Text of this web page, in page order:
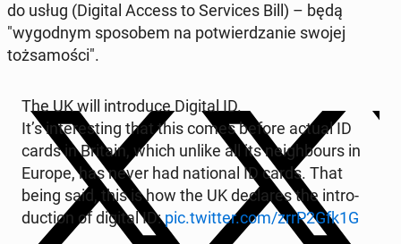
do usług (Digital Access to Ser­vices Bill ) – będą
"wygod­nym sposobem na potwierdzanie swojej
tożsamoś­ci".
The UK will in­tro­duce Digital ID.
It’s in­ter­est­ing that this comes before actual ID
cards in Britain, which unlike all its neigh­bours in
Europe, has never had na­tion­al ID cards. That
being said, this is how the UK de­clares the in­tro­
duc­tion of digital ID:pic.twitter.com/zrrP2Gfk1G